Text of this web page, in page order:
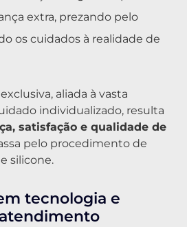
extra, prezando pelo
os cuidados à realidade de
aliada à vasta
individualizado, resulta
satisfação e qualidade de
pelo procedimento de
silicone.
tecnologia e